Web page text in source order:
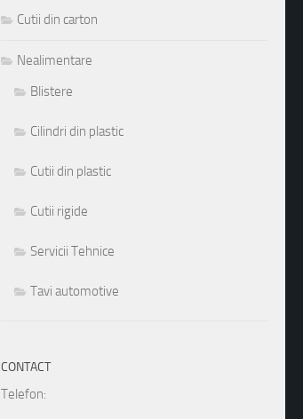
Cutii din carton
Nealimentare
Blistere
Cilindri din plastic
Cutii din plastic
Cutii rigide
Servicii Tehnice
Tavi automotive
CONTACT
Telefon: